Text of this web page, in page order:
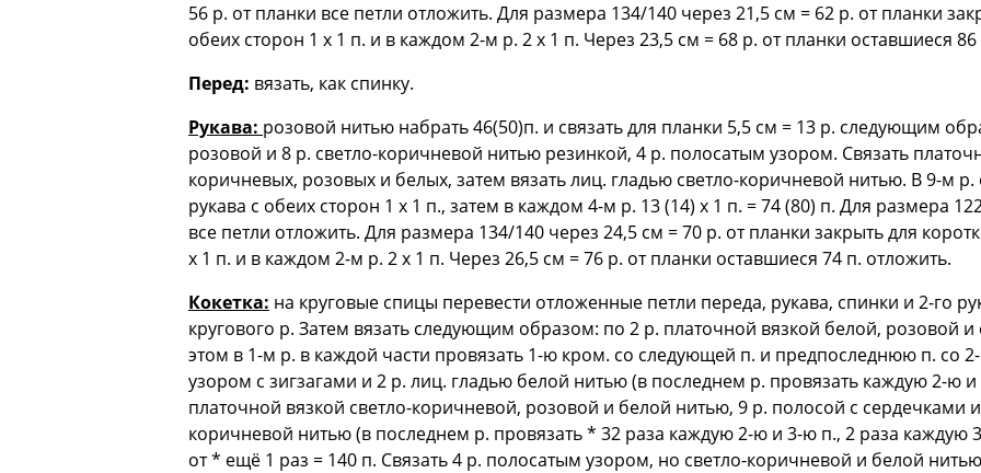
56 р. от планки все петли отложить. Для размера 134/140 через 21,5 см = 62 р. от планки
обеих сторон 1 x 1 п. и в каждом 2-м р. 2 х 1 п. Через 23,5 см = 68 р. от планки оставшиеся
Перед: вязать, как спинку.
Рукава: розовой нитью набрать 46(50)п. и связать для планки 5,5 см = 13 р. следующим
розовой и 8 р. светло-коричневой нитью резинкой, 4 р. полосатым узором. Связать
коричневых, розовых и белых, затем вязать лиц. гладью светло-коричневой нитью. В 9-м р.
рукава с обеих сторон 1 х 1 п., затем в каждом 4-м р. 13 (14) х 1 п. = 74 (80) п. Для размера
все петли отложить. Для размера 134/140 через 24,5 см = 70 р. от планки закрыть для
x 1 п. и в каждом 2-м р. 2 х 1 п. Через 26,5 см = 76 р. от планки оставшиеся 74 п. отложить.
Кокетка: на круговые спицы перевести отложенные петли переда, рукава, спинки и 2-го
кругового р. Затем вязать следующим образом: по 2 р. платочной вязкой белой, розовой
этом в 1-м р. в каждой части провязать 1-ю кром. со следующей п. и предпоследнюю п. со
узором с зигзагами и 2 р. лиц. гладью белой нитью (в последнем р. провязать каждую 2-ю
платочной вязкой светло-коричневой, розовой и белой нитью, 9 р. полосой с сердечками
коричневой нитью (в последнем р. провязать * 32 раза каждую 2-ю и 3-ю п., 2 раза каждую
от * ещё 1 раз = 140 п. Связать 4 р. полосатым узором, но светло-коричневой и белой